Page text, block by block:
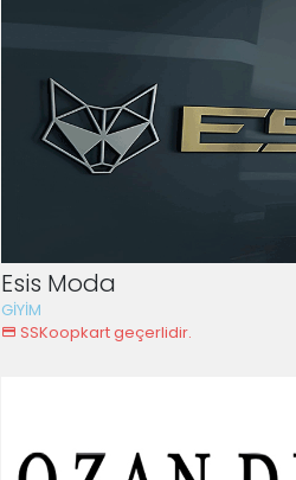
Esis Moda
GİYİM
SSKoopkart geçerlidir.